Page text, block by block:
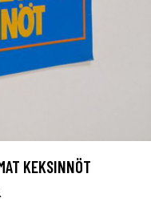
KEKSINNÖT